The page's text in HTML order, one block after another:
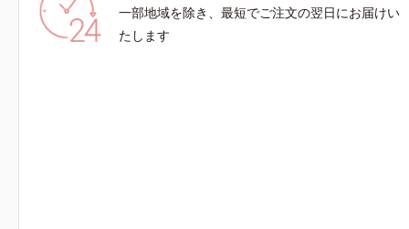
一部地域を除き、最短でご注文の翌日にお届けい
たします